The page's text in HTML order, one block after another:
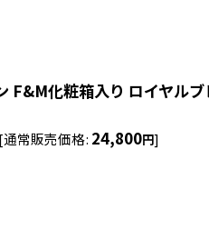
F&M化粧箱入り ロイヤル
[通常販売価格: 24,800円]